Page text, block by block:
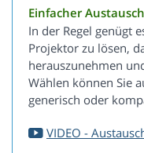
Einfacher
In der Regel genügt
Projektor zu lösen,
herauszunehmen
Wählen können Sie
generisch oder
VIDEO -